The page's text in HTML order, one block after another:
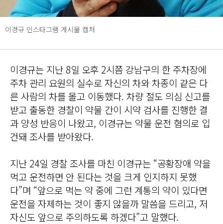
이경규 인스타그램 게시물 캡처
이경규는 지난 8일 오후 2시쯤 강남구의 한 주차장에
주차 관리 요원의 실수로 자신의 차와 차종이 같은 다
른 사람의 차를 몰고 이동했다. 차량 절도 의심 신고를
받고 출동한 경찰이 약물 간이 시약 검사를 진행한 결
과 양성 반응이 나왔고, 이경규는 약물 운전 혐의로 입
건돼 조사를 받아왔다.
지난 24일 경찰 조사를 마친 이경규는 “공황장애 약을
먹고 운전하면 안 된다는 것을 크게 인지하지 못했
다”며 “앞으로 먹는 약 중에 그런 계통의 약이 있다면
운전을 자제하는 것이 좋지 않을까 말씀을 드리고, 저
자신도 앞으로 주의하도록 하겠다”고 말했다.